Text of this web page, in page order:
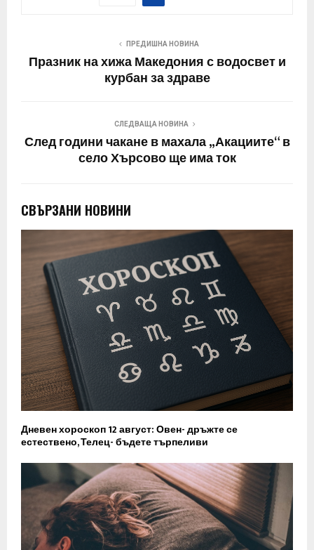
ПРЕДИШНА НОВИНА
Празник на хижа Македония с водосвет и
курбан за здраве
СЛЕДВАЩА НОВИНА
След години чакане в махала „Акациите“ в
село Хърсово ще има ток
СВЪРЗАНИ НОВИНИ
Дневен хороскоп 12 август: Овен- дръжте се
естествено, Телец- бъдете търпеливи